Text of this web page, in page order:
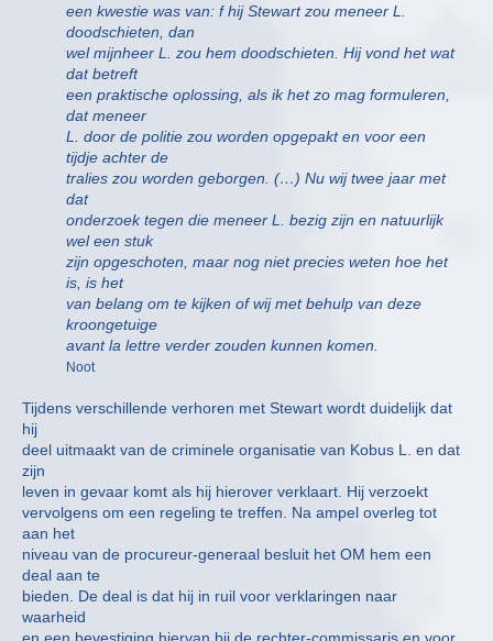
een kwestie was van: f hij Stewart zou meneer L.
doodschieten, dan
wel mijnheer L. zou hem doodschieten. Hij vond het wat
dat betreft
een praktische oplossing, als ik het zo mag formuleren,
dat meneer
L. door de politie zou worden opgepakt en voor een
tijdje achter de
tralies zou worden geborgen. (…) Nu wij twee jaar met
dat
onderzoek tegen die meneer L. bezig zijn en natuurlijk
wel een stuk
zijn opgeschoten, maar nog niet precies weten hoe het
is, is het
van belang om te kijken of wij met behulp van deze
kroongetuige
avant la lettre verder zouden kunnen komen.
Noot
Tijdens verschillende verhoren met Stewart wordt duidelijk dat
hij
deel uitmaakt van de criminele organisatie van Kobus L. en dat
zijn
leven in gevaar komt als hij hierover verklaart. Hij verzoekt
vervolgens om een regeling te treffen. Na ampel overleg tot
aan het
niveau van de procureur-generaal besluit het OM hem een
deal aan te
bieden. De deal is dat hij in ruil voor verklaringen naar
waarheid